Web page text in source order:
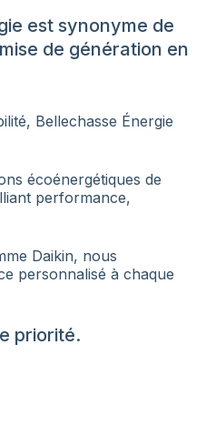
est synonyme de
de génération en
Bellechasse Énergie
écoénergétiques de
performance,
Daikin, nous
personnalisé à chaque
priorité.